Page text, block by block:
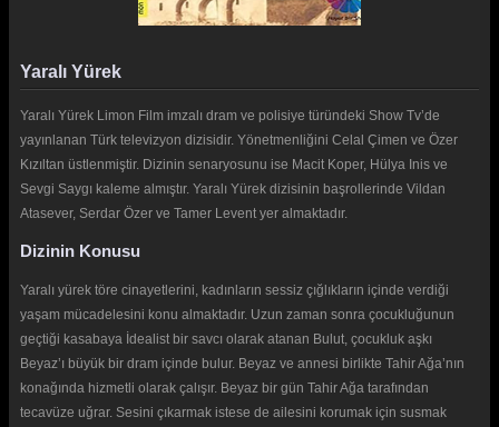
GENÇLİK
DİZİ HABERLERİ
Yaralı Yürek
Yaralı Yürek Limon Film imzalı dram ve polisiye türündeki Show Tv’de
yayınlanan Türk televizyon dizisidir. Yönetmenliğini Celal Çimen ve Özer
Kızıltan üstlenmiştir. Dizinin senaryosunu ise Macit Koper, Hülya Inis ve
Sevgi Saygı kaleme almıştır. Yaralı Yürek dizisinin başrollerinde Vildan
Atasever, Serdar Özer ve Tamer Levent yer almaktadır.
Dizinin Konusu
Yaralı yürek töre cinayetlerini, kadınların sessiz çığlıkların içinde verdiği
yaşam mücadelesini konu almaktadır. Uzun zaman sonra çocukluğunun
geçtiği kasabaya İdealist bir savcı olarak atanan Bulut, çocukluk aşkı
Beyaz’ı büyük bir dram içinde bulur. Beyaz ve annesi birlikte Tahir Ağa’nın
konağında hizmetli olarak çalışır. Beyaz bir gün Tahir Ağa tarafından
tecavüze uğrar. Sesini çıkarmak istese de ailesini korumak için susmak